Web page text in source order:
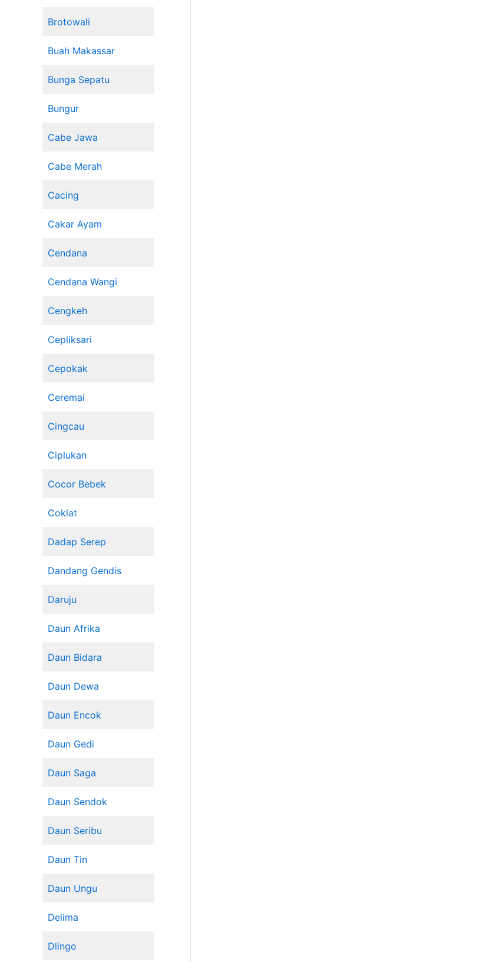
Brotowali
Buah Makassar
Bunga Sepatu
Bungur
Cabe Jawa
Cabe Merah
Cacing
Cakar Ayam
Cendana
Cendana Wangi
Cengkeh
Cepliksari
Cepokak
Ceremai
Cingcau
Ciplukan
Cocor Bebek
Coklat
Dadap Serep
Dandang Gendis
Daruju
Daun Afrika
Daun Bidara
Daun Dewa
Daun Encok
Daun Gedi
Daun Saga
Daun Sendok
Daun Seribu
Daun Tin
Daun Ungu
Delima
Dlingo